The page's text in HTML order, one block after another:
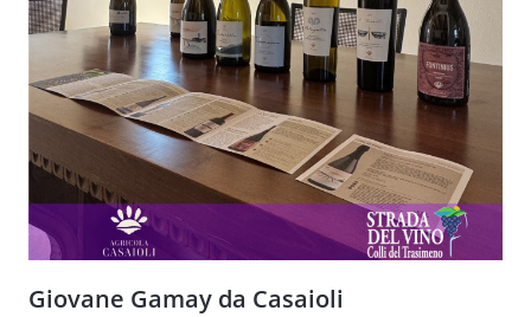
Giovane Gamay da Casaioli